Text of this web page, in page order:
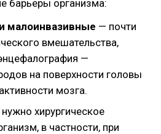
барьеры организма:
малоинвазивные — почти
вмешательства,
—
на поверхности головы
мозга.
хирургическое
в частности, при